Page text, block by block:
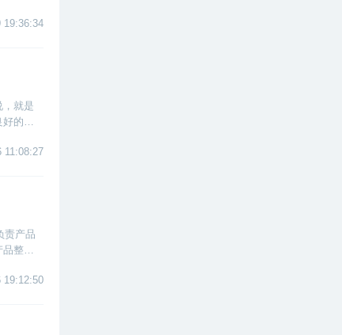
19:36:34
，就是
好的逻
11:08:27
责产品
品整个
19:12:50